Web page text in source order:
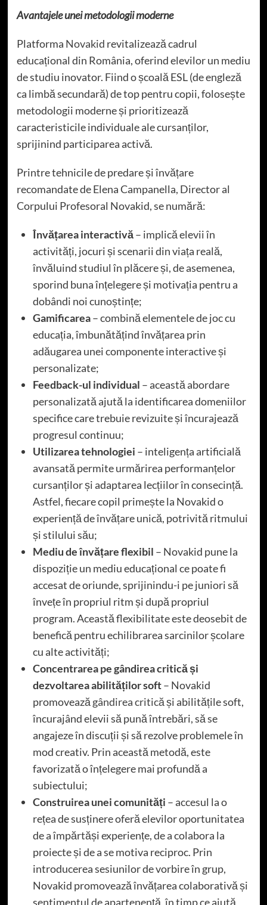
Avantajele unei metodologii moderne
Platforma Novakid revitalizează cadrul
educațional din România, oferind elevilor un mediu
de studiu inovator. Fiind o școală ESL (de engleză
ca limbă secundară) de top pentru copii, folosește
metodologii moderne și prioritizează
caracteristicile individuale ale cursanților,
sprijinind participarea activă.
Printre tehnicile de predare și învățare
recomandate de Elena Campanella, Director al
Corpului Profesoral Novakid, se numără:
Învățarea interactivă– implică elevii în
activități, jocuri și scenarii din viața reală,
învăluind studiul în plăcere și, de asemenea,
sporind buna înțelegere și motivația pentru a
dobândi noi cunoștințe;
Gamificarea– combină elementele de joc cu
educația, îmbunătățind învățarea prin
adăugarea unei componente interactive și
personalizate;
Feedback-ul individual – această abordare
personalizată ajută la identificarea domeniilor
specifice care trebuie revizuite și încurajează
progresul continuu;
Utilizarea tehnologiei – inteligența artificială
avansată permite urmărirea performanțelor
cursanților și adaptarea lecțiilor în consecință.
Astfel, fiecare copil primește la Novakid o
experiență de învățare unică, potrivită ritmului
și stilului său;
Mediu de învățare flexibil – Novakid pune la
dispoziție un mediu educațional ce poate fi
accesat de oriunde, sprijinindu-i pe juniori să
învețe în propriul ritm și după propriul
program. Această flexibilitate este deosebit de
benefică pentru echilibrarea sarcinilor școlare
cu alte activități;
Concentrarea pe gândirea critică și
dezvoltarea abilităților soft– Novakid
promovează gândirea criticăși abilitățile soft,
încurajând elevii să pună întrebări, să se
angajeze în discuții și să rezolve problemele în
mod creativ. Prin această metodă, este
favorizată o înțelegere mai profundă a
subiectului;
Construirea unei comunități – accesul la o
rețea de susținere oferă elevilor oportunitatea
de a împărtăși experiențe, de a colabora la
proiecte și de a se motiva reciproc. Prin
introducerea sesiunilor de vorbire în grup,
Novakid promovează învățarea colaborativă și
sentimentul de apartenență, în timp ce ajută